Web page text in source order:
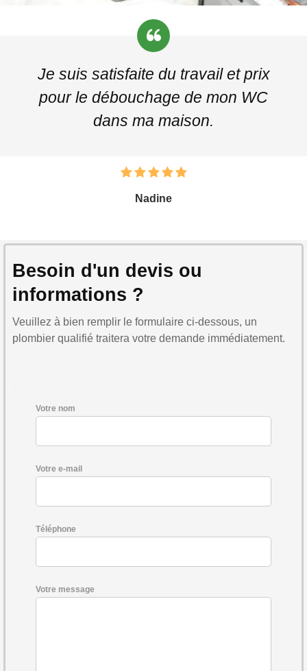
Je suis satisfaite du travail et prix
pour le débouchage de mon WC
dans ma maison.
Nadine
Besoin d'un devis ou
informations ?
Veuillez à bien remplir le formulaire ci-dessous, un
plombier qualifié traitera votre demande immédiatement.
Votre nom
Votre e-mail
Téléphone
Votre message